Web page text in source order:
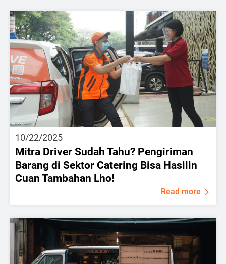
10/22/2025
Mitra Driver Sudah Tahu? Pengiriman
Barang di Sektor Catering Bisa Hasilin
Cuan Tambahan Lho!
Read more